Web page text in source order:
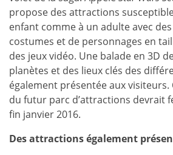
propose des attractions
enfant comme à un adulte avec
costumes et de personnages en
des jeux vidéo. Une balade en 3D
planètes et des lieux clés des
également présentée aux
du futur parc d’attractions devrait
fin janvier 2016.
Des attractions également